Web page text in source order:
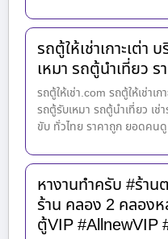
รถตู้ให้เช่าเกาะเต่า
เหมา รถตู้นำเที่ยว ร
รถตู้ให้เช่า.com รถตู้ให้เช่าเ
รถตู้รับเหมา รถตู้นำเที่ยว เ
ขับ ทั่วไทย ราคาถูก ยอดคน
หางานทำครับ #ร้า
ร้าน คลอง 2 คลอง
ตู้VIP